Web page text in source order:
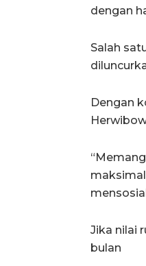
dengan
Salah
Dengan
Jika nilai
bulan